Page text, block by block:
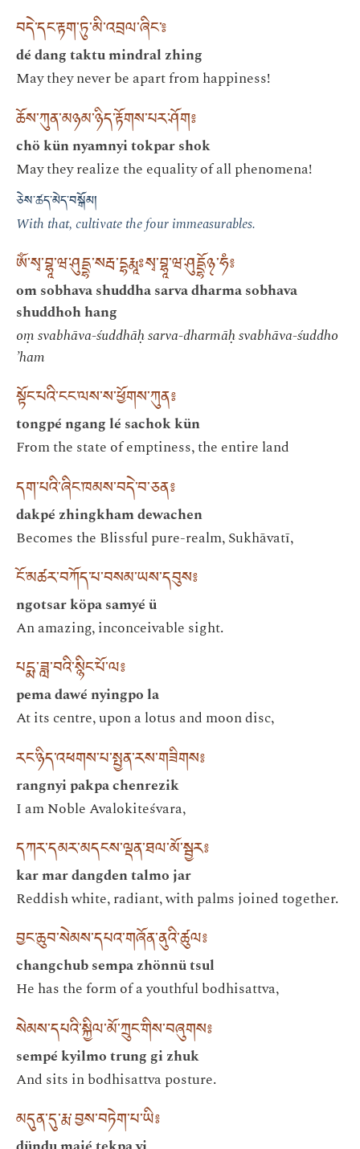
བདེ་དང་རྟག་ཏུ་མི་འབྲལ་ཞིང༌༔
dé dang taktu mindral zhing
May they never be apart from happiness!
ཆོས་ཀུན་མཉམ་ཉིད་རྟོགས་པར་ཤོག༔
chö kün nyamnyi tokpar shok
May they realize the equality of all phenomena!
ཅེས་ཚད་མེད་བསྒོམ།
With that, cultivate the four immeasurables.
ༀ་སྭ་བྷཱ་ཝ་ཤུདྡྷ་སརྦ་དྷརྨཱཿསྭ་བྷཱ་ཝ་ཤུདྡྷོ྅་ཧཾ༔
om sobhava shuddha sarva dharma sobhava
shuddhoh hang
oṃ svabhāva-śuddhāḥ sarva-dharmāḥ svabhāva-śuddho
’ham
སྟོང་པའི་ངང་ལས་ས་ཕྱོགས་ཀུན༔
tongpé ngang lé sachok kün
From the state of emptiness, the entire land
དག་པའི་ཞིང་ཁམས་བདེ་བ་ཅན༔
dakpé zhingkham dewachen
Becomes the Blissful pure-realm, Sukhāvatī,
ངོ་མཚར་བཀོད་པ་བསམ་ཡས་དབུས༔
ngotsar köpa samyé ü
An amazing, inconceivable sight.
པདྨ་ཟླ་བའི་སྙིང་པོ་ལ༔
pema dawé nyingpo la
At its centre, upon a lotus and moon disc,
རང་ཉིད་འཕགས་པ་སྤྱན་རས་གཟིགས༔
rangnyi pakpa chenrezik
I am Noble Avalokiteśvara,
དཀར་དམར་མདངས་ལྡན་ཐལ་མོ་སྦྱར༔
kar mar dangden talmo jar
Reddish white, radiant, with palms joined together.
བྱང་ཆུབ་སེམས་དཔའ་གཞོན་ནུའི་ཚུལ༔
changchub sempa zhönnü tsul
He has the form of a youthful bodhisattva,
སེམས་དཔའི་སྐྱིལ་མོ་ཀྲུང་གིས་བཞུགས༔
sempé kyilmo trung gi zhuk
And sits in bodhisattva posture.
མདུན་དུ་རྨ་བྱས་བཏེག་པ་ཡི༔